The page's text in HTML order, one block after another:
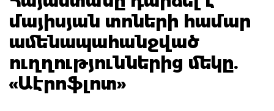
մայիսյան տոների համար
ամենապահանջված
ուղղություններից մեկը.
«Աէրոֆլոտ»